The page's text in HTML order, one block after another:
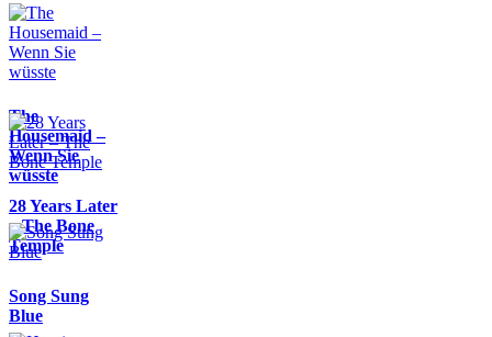
The
Housemaid –
Wenn Sie
wüsste
28 Years Later
– The Bone
Temple
Song Sung
Blue